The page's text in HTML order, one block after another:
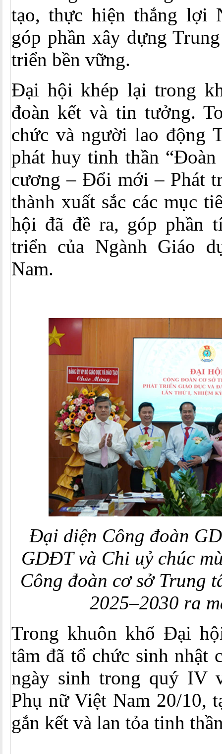
tạo, thực hiện thắng lợi
góp phần xây dựng
triển bền vững.
Đại hội khép lại trong
đoàn kết và tin tưởng.
chức và người lao động
phát huy tinh thần
cương – Đổi mới – Phát
thành xuất sắc các mục
hội đã đề ra, góp phần
triển của Ngành Giáo
Nam.
Đại diện Công đoàn
GDĐT và Chi uỷ chúc
Công đoàn cơ sở Trung
2025–2030 ra
Trong khuôn khổ Đại
tâm đã tổ chức sinh nhật
ngày sinh trong quý IV
Phụ nữ Việt Nam 20/10,
gắn kết và lan tỏa tinh